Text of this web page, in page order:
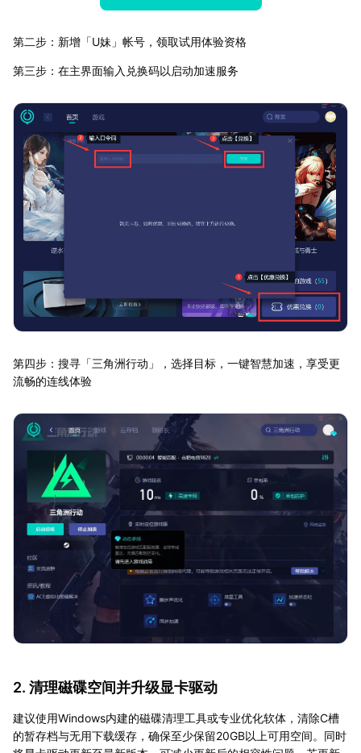
第二步：新增「U妹」帐号，领取试用体验资格
第三步：在主界面输入兑换码以启动加速服务
第四步：搜寻「三角洲行动」，选择目标，一键智慧加速，享受更
流畅的连线体验
2. 清理磁碟空间并升级显卡驱动
建议使用Windows内建的磁碟清理工具或专业优化软体，清除C槽
的暂存档与无用下载缓存，确保至少保留20GB以上可用空间。同时